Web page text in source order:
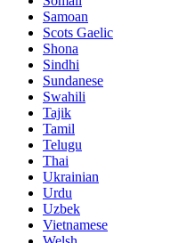
Samoan
Scots Gaelic
Shona
Sindhi
Sundanese
Swahili
Tajik
Tamil
Telugu
Thai
Ukrainian
Urdu
Uzbek
Vietnamese